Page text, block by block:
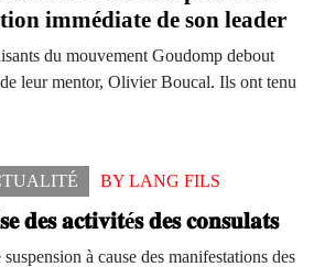
immédiate de son leader
du mouvement Goudomp debout
leur mentor, Olivier Boucal. Ils ont tenu
BY LANG FILS
𝐚𝐜𝐭𝐢𝐯𝐢𝐭é𝐬 𝐝𝐞𝐬 𝐜𝐨𝐧𝐬𝐮𝐥𝐚𝐭𝐬
à cause des manifestations des